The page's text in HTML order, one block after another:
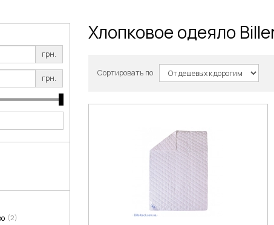
грн.
грн.
(2)
Хлопковое одеяло
Сортировать по